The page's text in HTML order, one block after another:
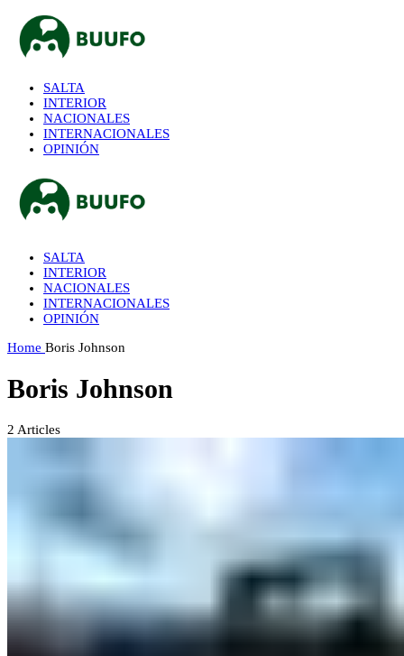
SALTA
INTERIOR
NACIONALES
INTERNACIONALES
OPINIÓN
SALTA
INTERIOR
NACIONALES
INTERNACIONALES
OPINIÓN
Home Boris Johnson
Boris Johnson
2 Articles